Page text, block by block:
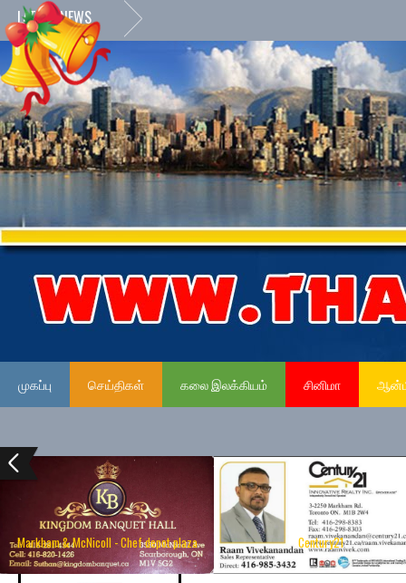
LATEST NEWS
முகப்பு செய்திகள் கலை இலக்கியம் சினிமா
Markham & McNicoll - Chef depot plaza Century21
USA (Newyork) Wednesday, April 22,